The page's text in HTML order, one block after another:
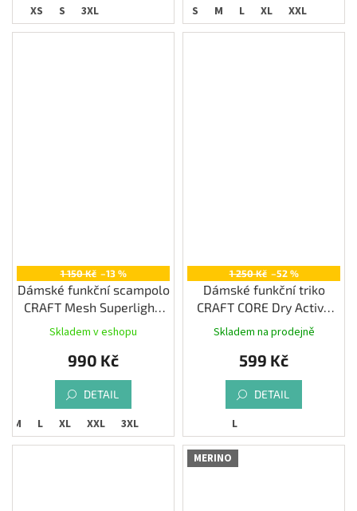
XS S 3XL S M L XL XXL
1 150 Kč –13 %
Dámské funkční scampolo
CRAFT Mesh Superlight,
Skladem v eshopu
990 Kč
DETAIL
M L XL XXL 3XL
1 250 Kč –52 %
Dámské funkční triko
CRAFT CORE Dry Active
Comfort LS, zelená
Skladem na prodejně
599 Kč
DETAIL
L
MERINO